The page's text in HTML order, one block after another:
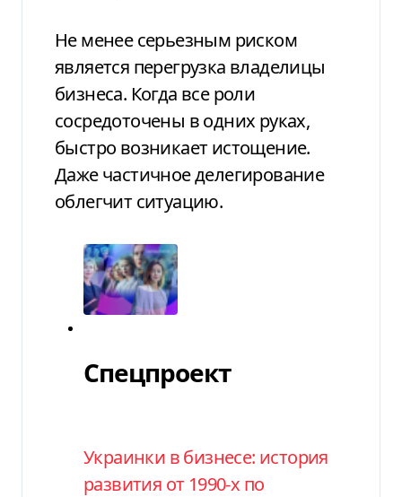
Не менее серьезным риском
является перегрузка владелицы
бизнеса. Когда все роли
сосредоточены в одних руках,
быстро возникает истощение.
Даже частичное делегирование
облегчит ситуацию.
Категория
СпецпроектСпецпроект
Украинки в бизнесе: история
развития от 1990-х по